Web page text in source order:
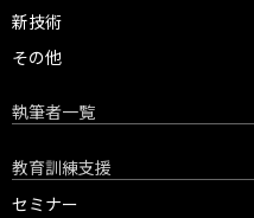
新技術
その他
執筆者一覧
教育訓練支援
セミナー